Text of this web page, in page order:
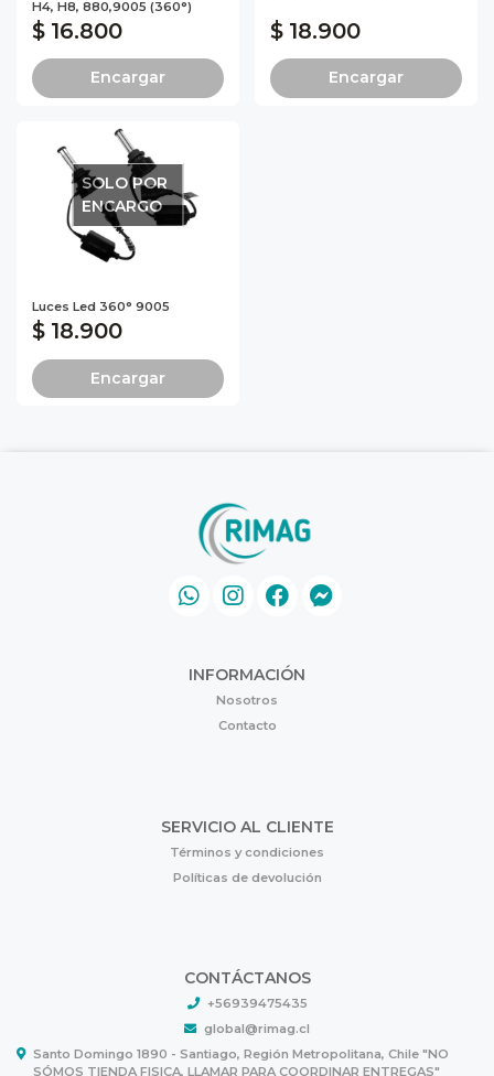
H4, H8, 880,9005 (360°)
$ 16.800
Encargar
$ 18.900
Encargar
SOLO POR
ENCARGO
Luces Led 360° 9005
$ 18.900
Encargar
INFORMACIÓN
Nosotros
Contacto
SERVICIO AL CLIENTE
Términos y condiciones
Políticas de devolución
CONTÁCTANOS
+56939475435
global@rimag.cl
Santo Domingo 1890 - Santiago, Región Metropolitana, Chile "NO
SÓMOS TIENDA FISICA, LLAMAR PARA COORDINAR ENTREGAS"